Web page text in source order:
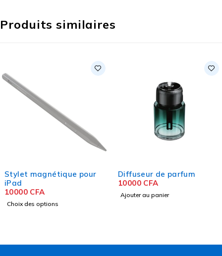
Produits similaires
Stylet magnétique pour
iPad
10000 CFA
Choix des options
Diffuseur de parfum
10000 CFA
Ajouter au panier